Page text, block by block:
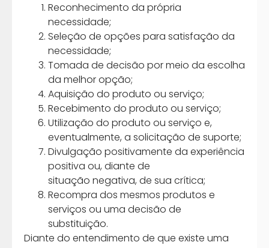
Reconhecimento da própria
necessidade;
Seleção de opções para satisfação da
necessidade;
Tomada de decisão por meio da escolha
da melhor opção;
Aquisição do produto ou serviço;
Recebimento do produto ou serviço;
Utilização do produto ou serviço e,
eventualmente, a solicitação de suporte;
Divulgação positivamente da experiência
positiva ou, diante de
situação negativa, de sua crítica;
Recompra dos mesmos produtos e
serviços ou uma decisão de
substituição.
Diante do entendimento de que existe uma